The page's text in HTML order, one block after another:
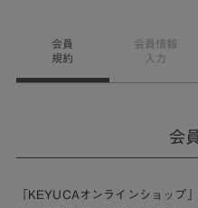
会員
規約
会員情報
入力
会
「KEYUCAオンラインショップ